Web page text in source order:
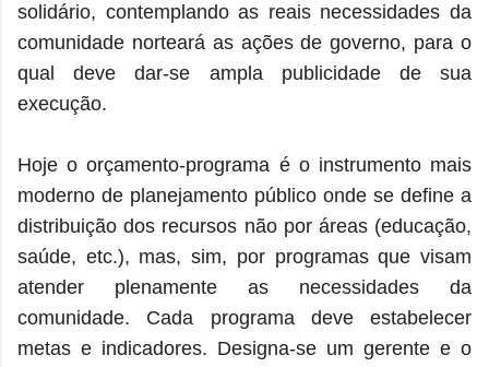
solidário, contemplando as reais necessidades da
comunidade norteará as ações de governo, para o
qual deve dar-se ampla publicidade de sua
execução.
Hoje o orçamento-programa é o instrumento mais
moderno de planejamento público onde se define a
distribuição dos recursos não por áreas (educação,
saúde, etc.), mas, sim, por programas que visam
atender plenamente as necessidades da
comunidade. Cada programa deve estabelecer
metas e indicadores. Designa-se um gerente e o